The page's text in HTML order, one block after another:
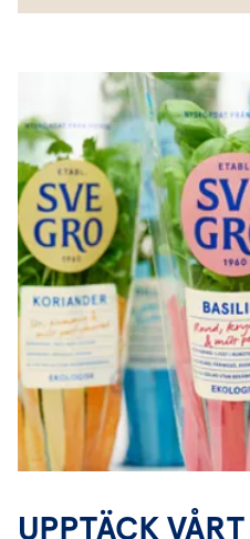
UPPTÄCK